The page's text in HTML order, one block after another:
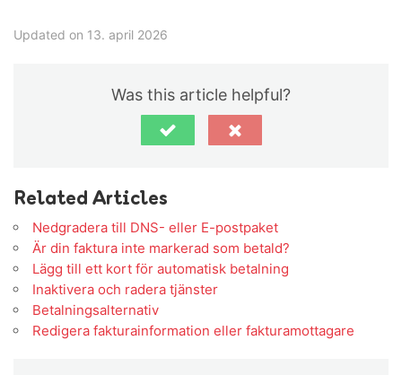
Updated on 13. april 2026
Was this article helpful?
Related Articles
Nedgradera till DNS- eller E-postpaket
Är din faktura inte markerad som betald?
Lägg till ett kort för automatisk betalning
Inaktivera och radera tjänster
Betalningsalternativ
Redigera fakturainformation eller fakturamottagare